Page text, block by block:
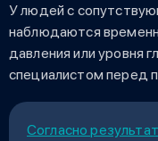
У людей с
наблюдаются
давления или уровня
специалистом перед
Согласно